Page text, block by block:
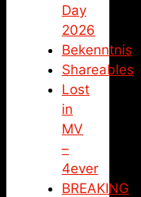
Day
2026
Bekenntnis
Shareables
Lost
in
MV
–
4ever
BREAKING